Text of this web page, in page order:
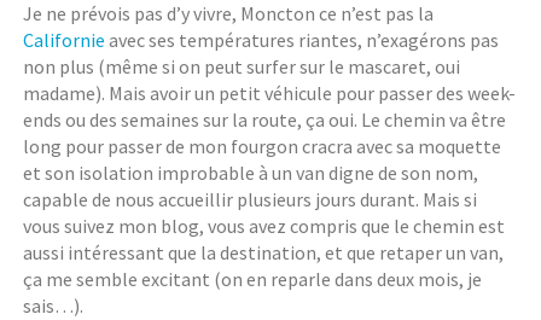
Je ne prévois pas d’y vivre, Moncton ce n’est pas la
Californie avec ses températures riantes, n’exagérons pas
non plus (même si on peut surfer sur le mascaret, oui
madame). Mais avoir un petit véhicule pour passer des week-
ends ou des semaines sur la route, ça oui. Le chemin va être
long pour passer de mon fourgon cracra avec sa moquette
et son isolation improbable à un van digne de son nom,
capable de nous accueillir plusieurs jours durant. Mais si
vous suivez mon blog, vous avez compris que le chemin est
aussi intéressant que la destination, et que retaper un van,
ça me semble excitant (on en reparle dans deux mois, je
sais…).